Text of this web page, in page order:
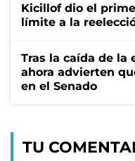
Kicillof dio el
límite a la
Tras la caída de la
ahora advierten
en el Senado
TU